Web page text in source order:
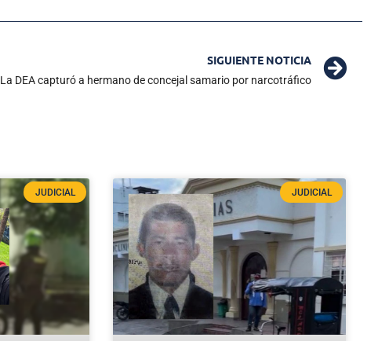
SIGUIENTE NOTICIA
La DEA capturó a hermano de concejal samario por narcotráfico
JUDICIAL JUDICIAL